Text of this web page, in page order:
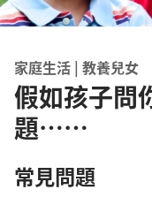
家庭生活 | 教養兒女
假如孩子問
題……
常見問題